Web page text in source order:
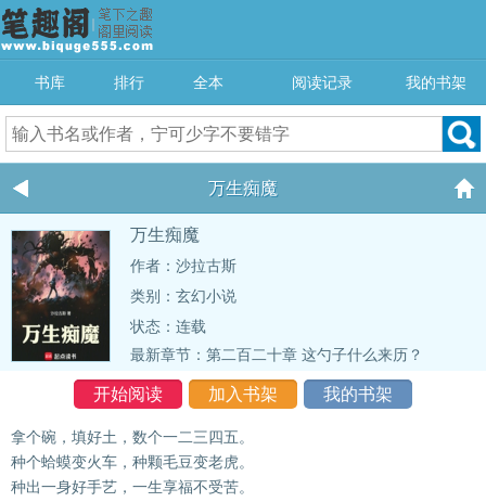
书库 排行 全本 阅读记录 我的书架
万生痴魔
万生痴魔
作者：沙拉古斯
类别：玄幻小说
状态：连载
最新章节： 第二百二十章 这勺子什么来历？
开始阅读 加入书架 我的书架
拿个碗，填好土，数个一二三四五。
种个蛤蟆变火车，种颗毛豆变老虎。
种出一身好手艺，一生享福不受苦。